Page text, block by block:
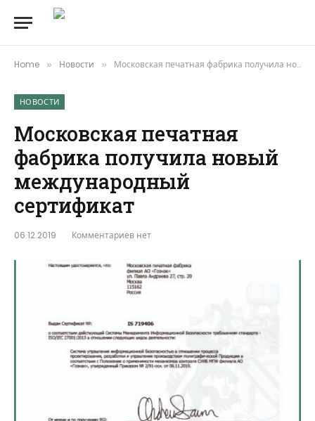
Home » Новости » Московская печатная фабрика получила новый международный сертификат
НОВОСТИ
Московская печатная
фабрика получила новый
международный
сертификат
06.12.2019 Комментариев нет